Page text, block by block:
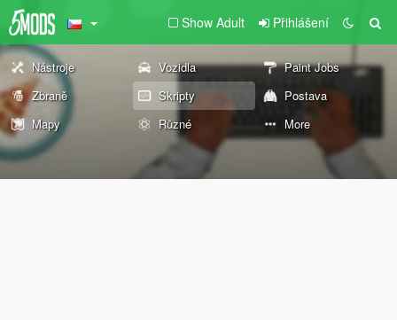
Show Adult Přihlášení
Nástroje Vozidla
Paint Jobs
Zbraně
Skripty
Postava
Mapy
Různé More